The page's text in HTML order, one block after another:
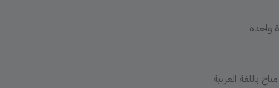
واحدة